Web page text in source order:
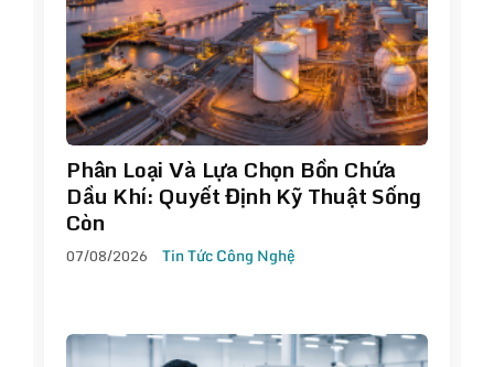
Phân Loại Và Lựa Chọn Bồn Chứa
Dầu Khí: Quyết Định Kỹ Thuật Sống
Còn
07/08/2026 Tin Tức Công Nghệ